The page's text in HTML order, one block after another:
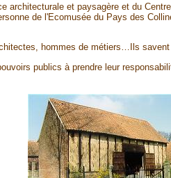
architecturale et paysagère et du
de l'Ecomusée du Pays des
hommes de métiers…Ils
publics à prendre leur